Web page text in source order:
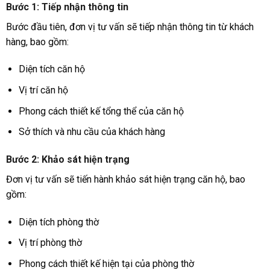
Bước 1: Tiếp nhận thông tin
Bước đầu tiên, đơn vị tư vấn sẽ tiếp nhận thông tin từ khách
hàng, bao gồm:
Diện tích căn hộ
Vị trí căn hộ
Phong cách thiết kế tổng thể của căn hộ
Sở thích và nhu cầu của khách hàng
Bước 2: Khảo sát hiện trạng
Đơn vị tư vấn sẽ tiến hành khảo sát hiện trạng căn hộ, bao
gồm:
Diện tích phòng thờ
Vị trí phòng thờ
Phong cách thiết kế hiện tại của phòng thờ